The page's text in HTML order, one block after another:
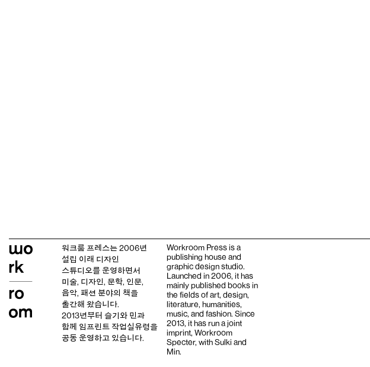
워크룸 프레스는 2006년
설립 이래 디자인
스튜디오를 운영하면서
미술, 디자인, 문학, 인문,
음악, 패션 분야의 책을
출간해 왔습니다.
2013년부터 슬기와 민과
함께 임프린트 작업실유령을
공동 운영하고 있습니다.
Workroom Press is a
publishing house and
graphic design studio.
Launched in 2006, it has
mainly published books in
the fields of art, design,
literature, humanities,
music, and fashion. Since
2013, it has run a joint
imprint, Workroom
Specter, with Sulki and
Min.